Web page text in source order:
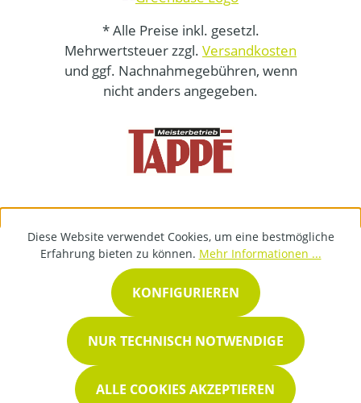
* Alle Preise inkl. gesetzl.
Mehrwertsteuer zzgl. Versandkosten
und ggf. Nachnahmegebühren, wenn
nicht anders angegeben.
Diese Website verwendet Cookies, um eine bestmögliche
Erfahrung bieten zu können. Mehr Informationen ...
NUR TECHNISCH NOTWENDIGE
KONFIGURIEREN
ALLE COOKIES AKZEPTIEREN